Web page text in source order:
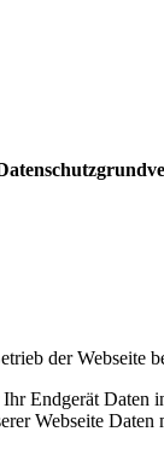
der
Endgerät
Webseite